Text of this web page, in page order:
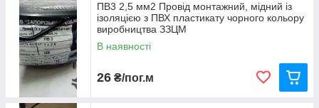
ПВ3 2,5 мм2 Провід монтажний, мідний із
ізоляцією з ПВХ пластикату чорного кольору
виробництва ЗЗЦМ
В наявності
26 ₴/пог.м